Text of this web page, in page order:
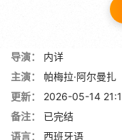
导演：
内详
主演：
帕梅拉·阿尔曼扎
更新：
2026-05-14
备注：
已完结
语言：
西班牙语